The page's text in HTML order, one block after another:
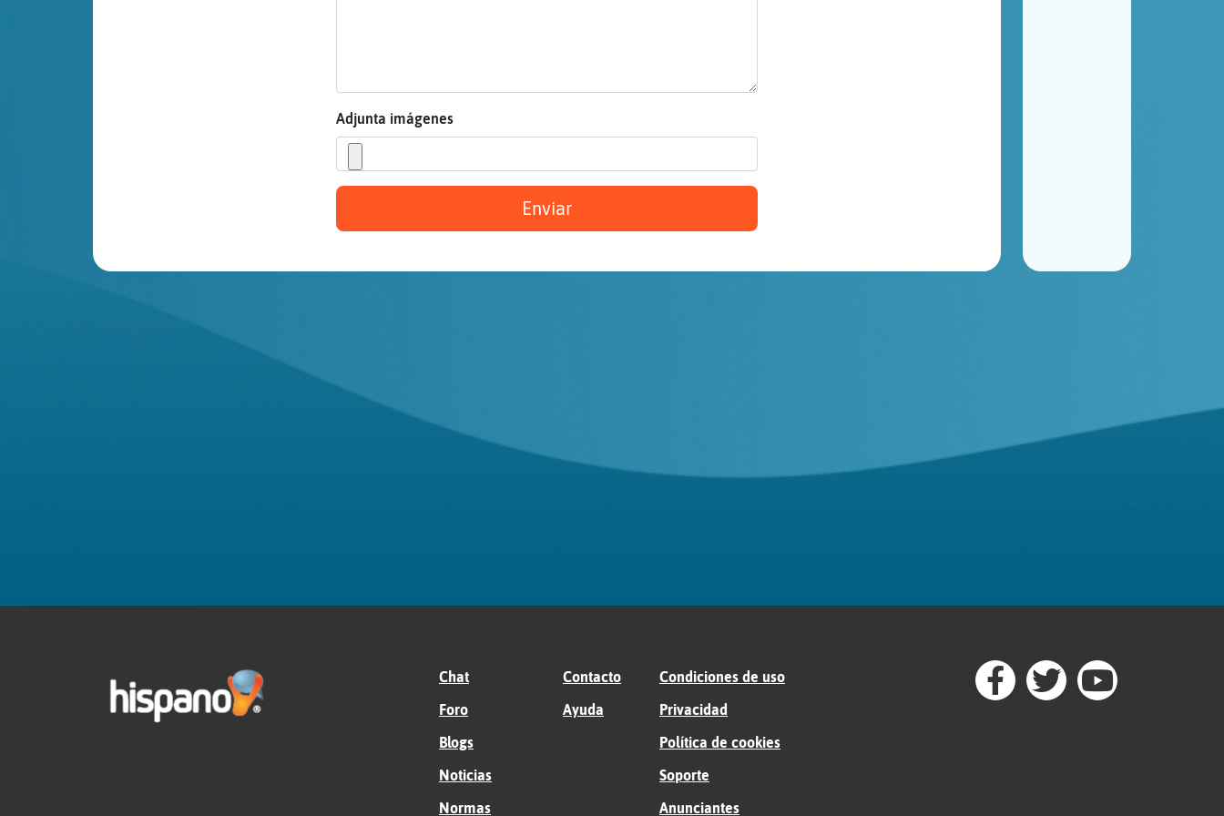
Adjunta imágenes
Enviar
Chat
Foro
Blogs
Noticias
Normas
Contacto
Ayuda
Condiciones de uso
Privacidad
Política de cookies
Soporte
Anunciantes